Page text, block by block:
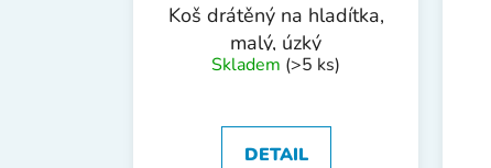
Koš drátěný na hladítka,
malý, úzký
Skladem (>5 ks)
DETAIL